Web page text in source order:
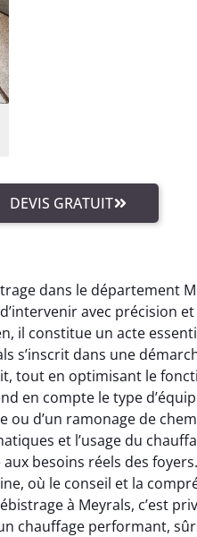
DEVIS GRATUIT
dans le département
avec précision
il constitue un acte
s’inscrit dans une
tout en optimisant le
en compte le type
ou d’un ramonage de
et l’usage du
besoins réels des
où le conseil et la
à Meyrals, c’est
chauffage performant,